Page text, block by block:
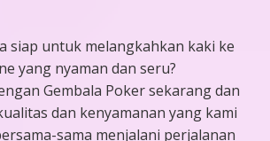
siap untuk melangkahkan kaki ke
yang nyaman dan seru?
Gembala Poker sekarang dan
dan kenyamanan yang kami
sama menjalani perjalanan